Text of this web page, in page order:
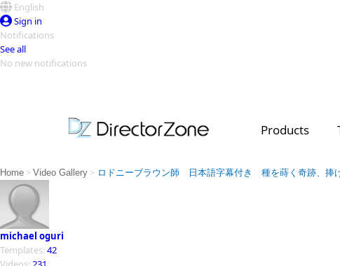
English
Sign in
Notifications
See all
No new notifications
Products
PowerDirector
PowerDirector
Video Contest Gallery
Top Templates
Creators
Home > Video Gallery > ロドニーブラウン師 日本語字幕付き 種を蒔く奇跡、捧
michael oguri
Templates: 42